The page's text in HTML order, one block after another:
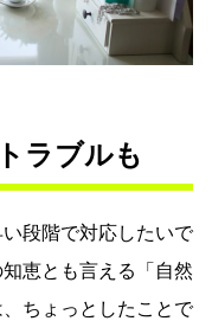
ラブルも
段階で対応したいで
恵とも言える「自然
ちょっとしたことで